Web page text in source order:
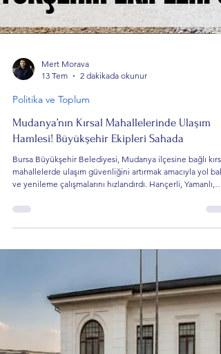
13 Tem
2 dakikada okunur
Politika ve Toplum
Mudanya’nın Kırsal Mahallelerinde Ulaşım
Hamlesi! Büyükşehir Ekipleri Sahada
Bursa Büyükşehir Belediyesi, Mudanya ilçesine bağlı
ve yenileme çalışmalarını hızlandırdı. Hançerli, Yamanlı,
Çepni ve Hasköy mahallelerinde planlanan toplam 8 bin
kilometrelik sathi kaplama çalışmalarıyla yolların daha
güvenli ve konforlu hale getirilmesi hedefleniyor.